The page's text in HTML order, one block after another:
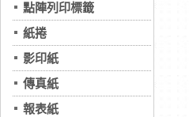
點陣列印標籤
紙捲
影印紙
傳真紙
報表紙